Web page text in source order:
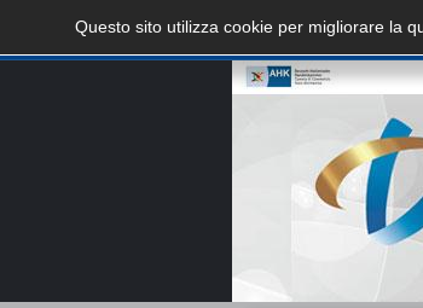
Questo sito utilizza cookie per migliorare la